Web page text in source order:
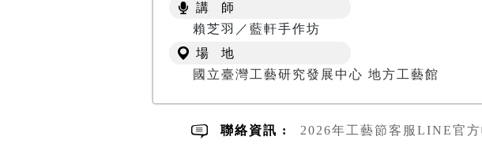
講 師
賴芝羽／藍軒手作坊
場 地
國立臺灣工藝研究發展中心 地方工藝館
聯絡資訊 : 2026年工藝節客服LINE官